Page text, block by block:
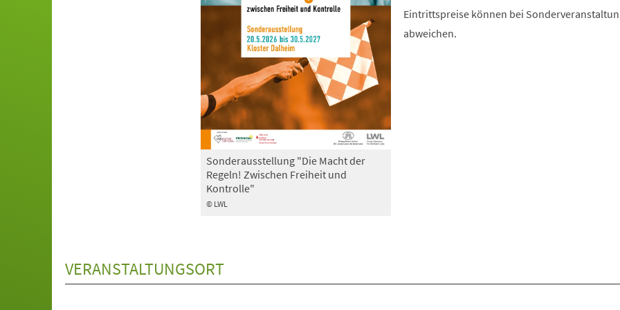
© LWL
Sonderausstellung "Die Macht der
Regeln! Zwischen Freiheit und
Kontrolle"
Eintrittspreise können bei
abweichen.
VERANSTALTUNGSORT